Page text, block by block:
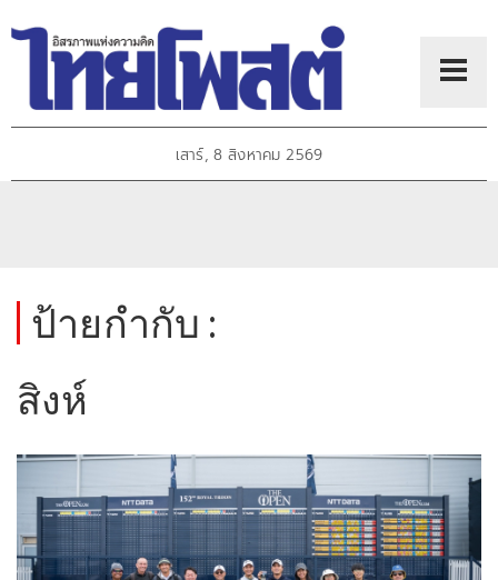
เสาร์, 8 สิงหาคม 2569
ป้ายกำกับ :
สิงห์